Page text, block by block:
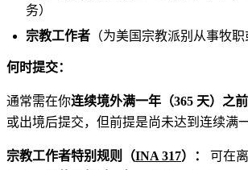
务）
宗教工作者 （为美国宗教派别从事牧职
何时提交：
通常需在你连续境外满一年（365 天）之前
或出境后提交，但前提是尚未达到连续满
宗教工作者特别规则（INA 317）： 可在